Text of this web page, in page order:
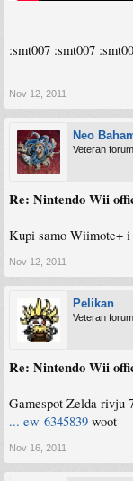
:smt007 :smt007
Nov 12, 2011
Neo
Veteran
Re: Nintendo Wii
Kupi samo Wiimote+
Nov 12, 2011
Pelikan
Veteran
Re: Nintendo Wii
Gamespot Zelda rivju
... ew-6345839 woot
Nov 16, 2011